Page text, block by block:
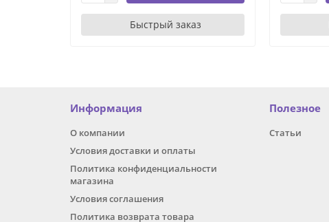
Быстрый заказ
Информация
О компании
Условия доставки и оплаты
Политика конфиденциальности
магазина
Условия соглашения
Политика возврата товара
Полезное
Статьи